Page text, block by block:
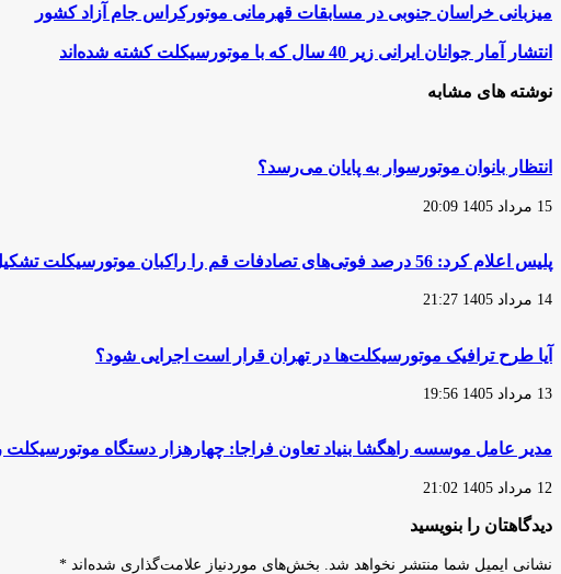
میزبانی
خراسان
جنوبی
در
مسابقات
قهرمانی
آزاد
کشور
میزبانی خراسان جنوبی در مسابقات قهرمانی موتورکراس جام آزاد کشور
انتشار
جوانان
ایرانی
سال
که
با
موتورسیکلت
شده‌اند
انتشار آمار جوانان ایرانی زیر 40 سال که با موتورسیکلت کشته شده‌اند
نوشته های مشابه
انتظار بانوان موتورسوار به پایان می‌رسد؟
15 مرداد 1405 20:09
پلیس اعلام کرد: 56 درصد فوتی‌های تصادفات قم را راکبان موتورسیکلت تشکیل می‌دهند
14 مرداد 1405 21:27
آیا طرح ترافیک موتورسیکلت‌ها در تهران قرار است اجرایی شود؟
13 مرداد 1405 19:56
مدیر عامل موسسه راهگشا بنیاد تعاون فراجا: چهارهزار دستگاه
12 مرداد 1405 21:02
دیدگاهتان را بنویسید
نشانی ایمیل شما منتشر نخواهد شد. بخش‌های موردنیاز علامت‌گذاری شده‌اند *